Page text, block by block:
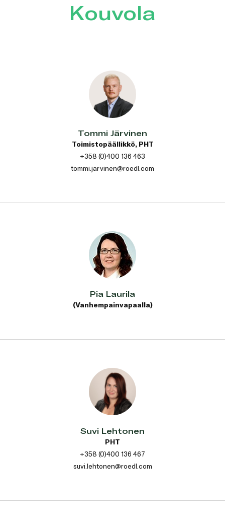
Kouvola
Tommi Järvinen
Toimistopäällikkö, PHT
+358 (0)400 136 463
tommi.jarvinen@roedl.com
Pia Laurila
(Vanhempainvapaalla)
Suvi Lehtonen
PHT
+358 (0)400 136 467
suvi.lehtonen@roedl.com